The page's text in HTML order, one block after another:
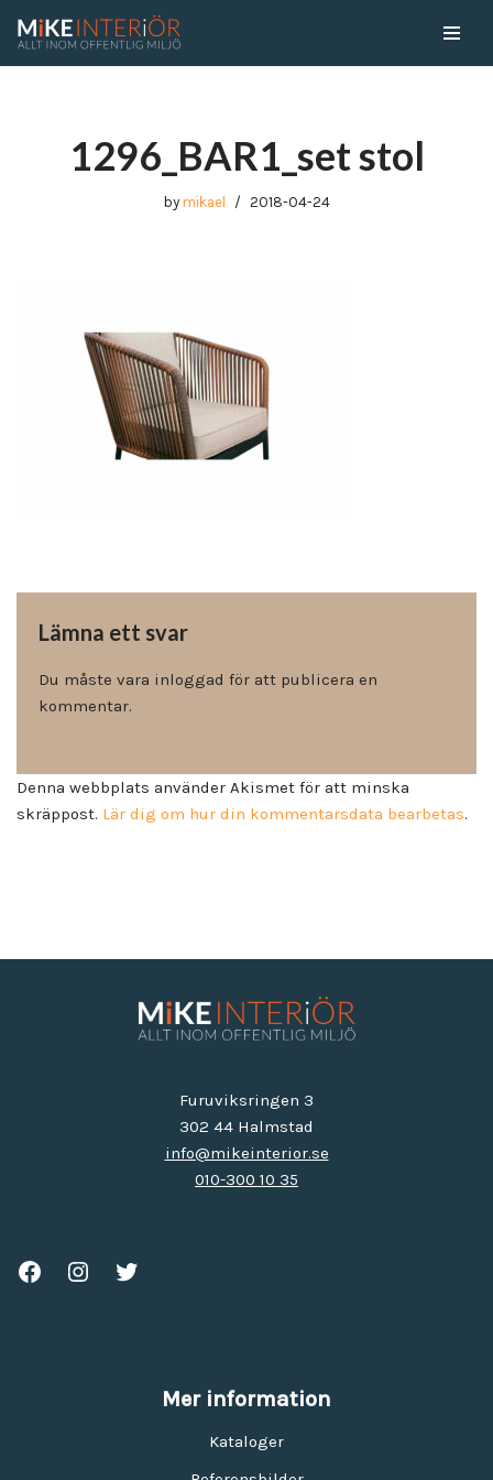
1296_BAR1_set stol
by mikael 2018-04-24
Lämna ett svar
Du måste vara inloggad för att publicera en
kommentar.
Denna webbplats använder Akismet för att minska
skräppost. Lär dig om hur din kommentarsdata bearbetas.
Furuviksringen 3
302 44 Halmstad
info@mikeinterior.se
010-300 10 35
Mer information
Kataloger